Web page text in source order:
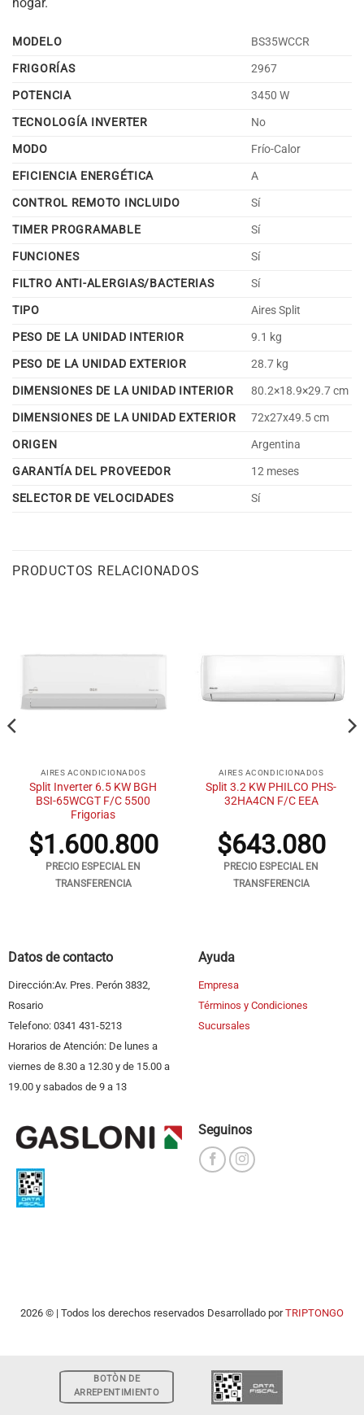
MODELO
BS35WCCR
FRIGORÍAS
2967
POTENCIA
3450 W
TECNOLOGÍA INVERTER
No
MODO
Frío-Calor
EFICIENCIA ENERGÉTICA
A
CONTROL REMOTO INCLUIDO
Sí
TIMER PROGRAMABLE
Sí
FUNCIONES
Sí
FILTRO ANTI-ALERGIAS/BACTERIAS
Sí
TIPO
Aires Split
PESO DE LA UNIDAD INTERIOR
9.1 kg
PESO DE LA UNIDAD EXTERIOR
28.7 kg
DIMENSIONES DE LA UNIDAD INTERIOR
80.2×18.9×29.7 cm
DIMENSIONES DE LA UNIDAD EXTERIOR
72x27x49.5 cm
ORIGEN
Argentina
GARANTÍA DEL PROVEEDOR
12 meses
SELECTOR DE VELOCIDADES
Sí
PRODUCTOS RELACIONADOS
AIRES ACONDICIONADOS
Split Inverter 6.5 KW BGH
BSI-65WCGT F/C 5500
Frigorias
$1.600.800
PRECIO ESPECIAL EN
TRANSFERENCIA
AIRES ACONDICIONADOS
Split 3.2 KW PHILCO PHS-
32HA4CN F/C EEA
$643.080
PRECIO ESPECIAL EN
TRANSFERENCIA
Datos de contacto
Dirección:Av. Pres. Perón 3832,
Rosario
Telefono: 0341 431-5213
Horarios de Atención: De lunes a
viernes de 8.30 a 12.30 y de 15.00 a
19.00 y sabados de 9 a 13
Ayuda
Empresa
Términos y Condiciones
Sucursales
Seguinos
2026 © | Todos los derechos reservados Desarrollado porTRIPTONGO
BOTÒN DE
ARREPENTIMIENTO